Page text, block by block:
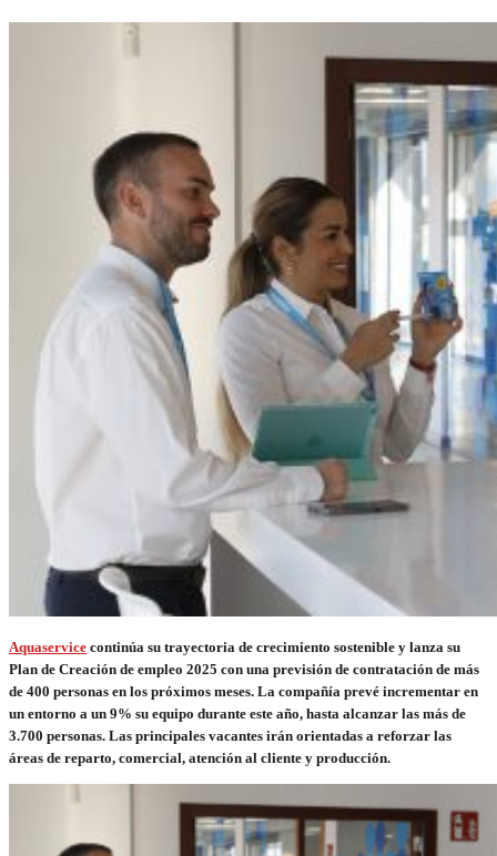
Aquaservice continúa su trayectoria de crecimiento sostenible y lanza su
Plan de Creación de empleo 2025 con una previsión de contratación de más
de 400 personas en los próximos meses. La compañía prevé incrementar en
un entorno a un 9% su equipo durante este año, hasta alcanzar las más de
3.700 personas. Las principales vacantes irán orientadas a reforzar las
áreas de reparto, comercial, atención al cliente y producción.